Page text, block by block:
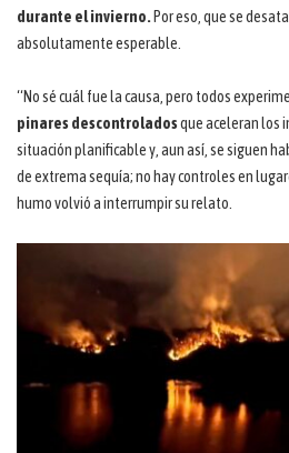
durante el invierno. Por eso, que se
absolutamente esperable.
“No sé cuál fue la causa, pero todos
pinares descontroladosque aceleran los
situación planificable y, aun así, se siguen
de extrema sequía; no hay controles en
humo volvió a interrumpir su relato.